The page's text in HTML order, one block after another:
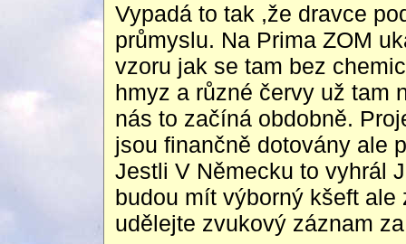
Vypadá to tak ,že dravce
průmyslu. Na Prima ZOM
vzoru jak se tam bez
hmyz a různé červy už tam
nás to začíná obdobně.
jsou finančně dotovány ale
Jestli V Německu to vyhrál
budou mít výborný kšeft
udělejte zvukový záznam